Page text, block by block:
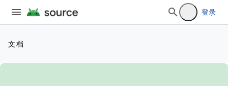
登录
文档